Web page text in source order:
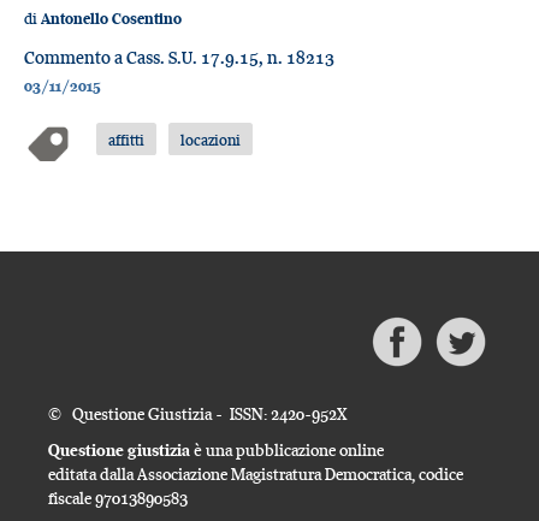
di Antonello Cosentino
Commento a Cass. S.U. 17.9.15, n. 18213
03/11/2015
affitti locazioni
© Questione Giustizia - ISSN: 2420-952X
Questione giustiziaè una pubblicazione online
editata dalla Associazione Magistratura Democratica, codice
fiscale 97013890583